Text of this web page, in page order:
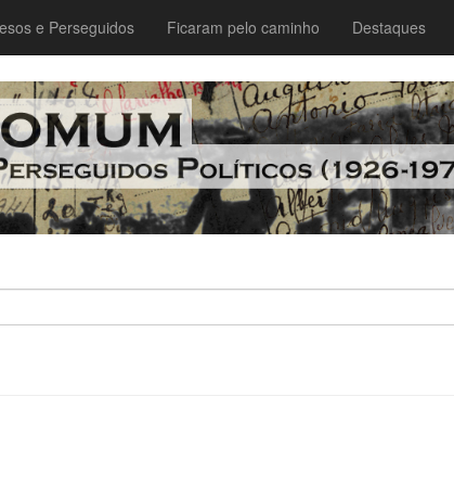
e Perseguidos Ficaram pelo caminho Destaques